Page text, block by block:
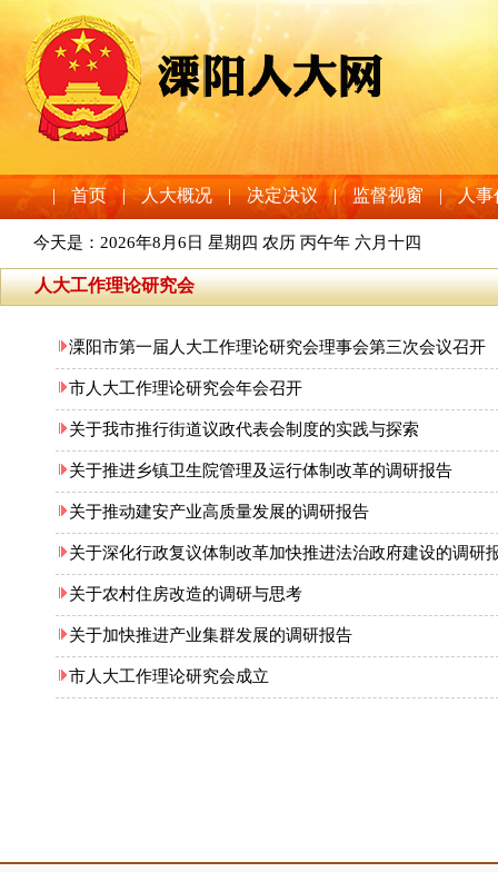
| 首页 | 人大概况 | 决定决议 | 监督视窗 | 人事
今天是： 2026年8月6日 星期四 农历 丙午年 六月十四
人大工作理论研究会
溧阳市第一届人大工作理论研究会理事会第三次会议召开
市人大工作理论研究会年会召开
关于我市推行街道议政代表会制度的实践与探索
关于推进乡镇卫生院管理及运行体制改革的调研报告
关于推动建安产业高质量发展的调研报告
关于深化行政复议体制改革加快推进法治政府建设的调研
关于农村住房改造的调研与思考
关于加快推进产业集群发展的调研报告
市人大工作理论研究会成立